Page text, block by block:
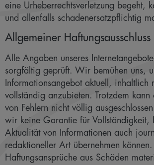
eine Urheberrechtsverletzung begeht,
und allenfalls schadenersatzpflichtig
Allgemeiner Haftungsausschluss
Alle Angaben unseres
sorgfältig geprüft. Wir bemühen uns,
Informationsangebot aktuell, inhaltlich
vollständig anzubieten. Trotzdem kann
von Fehlern nicht völlig
wir keine Garantie für Vollständigkeit,
Aktualität von Informationen auch
redaktioneller Art übernehmen können.
Haftungsansprüche aus Schäden